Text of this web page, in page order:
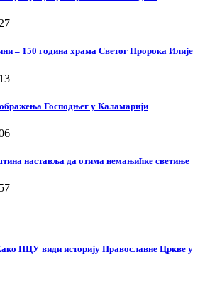
– 150 година храма Светог Пророка Илије
Господњег у Каламарији
наставља да отима немањићке светиње
ПЦУ види историју Православне Цркве у